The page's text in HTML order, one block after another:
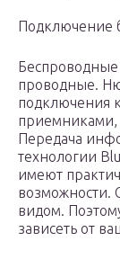
Подключение
проводные.
подключения
приемниками,
Передача
технологии
имеют
возможности.
видом.
зависеть от